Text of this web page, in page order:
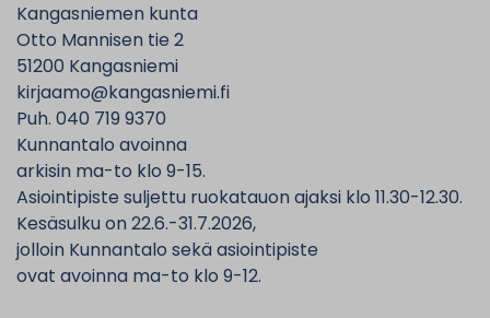
Kangasniemen kunta
Otto Mannisen tie 2
51200 Kangasniemi
kirjaamo@kangasniemi.fi
Puh. 040 719 9370
Kunnantalo avoinna
arkisin ma-to klo 9-15.
Asiointipiste suljettu ruokatauon ajaksi klo 11.30-12.30.
Kesäsulku on 22.6.-31.7.2026,
jolloin Kunnantalo sekä asiointipiste
ovat avoinna ma-to klo 9-12.